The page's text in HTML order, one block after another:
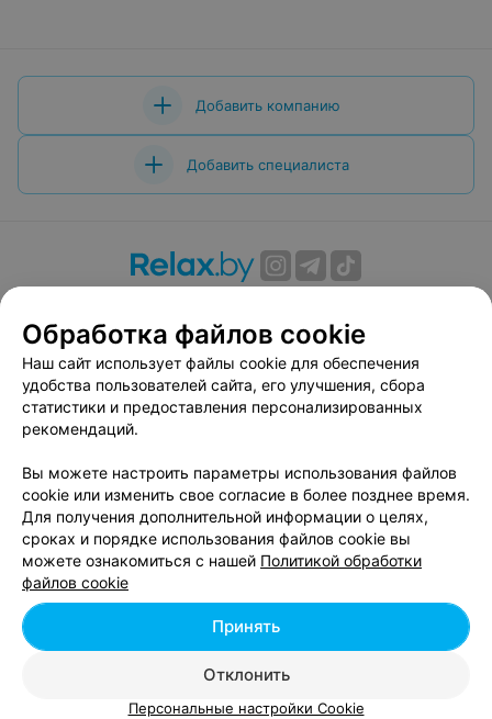
Добавить компанию
Добавить специалиста
Вакансии
Публичный договор
Способы оплаты
Публичный договор по использованию сервиса
«Афиша»
Пользовательское соглашение
Связаться по вопросам сотрудничества
Написать руководителю relax.by
Персональные настройки cookie
Обработка персональных данных
© 2026 ООО «Артокс Лаб», УНП 191700409, регистрирующий орган -
| 220012, Республика Беларусь, г. Минск,
Обработка файлов cookie
Наш сайт использует файлы cookie для обеспечения
удобства пользователей сайта, его улучшения, сбора
статистики и предоставления персонализированных
рекомендаций.
Вы можете настроить параметры использования файлов
cookie или изменить свое согласие в более позднее время.
Для получения дополнительной информации о целях,
сроках и порядке использования файлов cookie вы
можете ознакомиться с нашей Политикой обработки
файлов cookie
Отклонить
Принять
Персональные настройки Cookie